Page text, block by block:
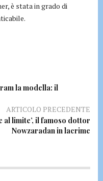
è stata in grado di
la modella: il
ARTICOLO PRECEDENTE
al limite’, il famoso dottor
Nowzaradan in lacrime